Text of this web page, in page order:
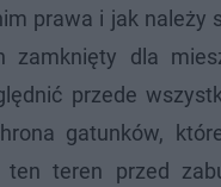
prawa i jak należy
zamknięty dla
przede
gatunków,
ten teren przed